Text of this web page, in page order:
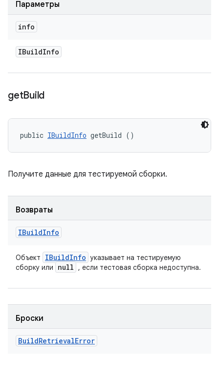
Параметры
info
IBuildInfo
getBuild
public IBuildInfo getBuild ()
Получите данные для тестируемой сборки.
Возвраты
IBuildInfo
Объект IBuildInfo указывает на тестируемую
сборку или
null , если тестовая сборка недоступна.
Броски
BuildRetrievalError